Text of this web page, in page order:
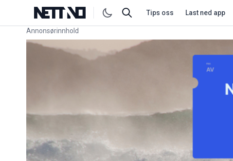
Tips oss Last ned app
Annonsørinnhold
Link for annonse